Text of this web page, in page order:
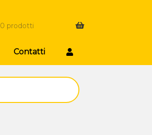
0 prodotti
Contatti